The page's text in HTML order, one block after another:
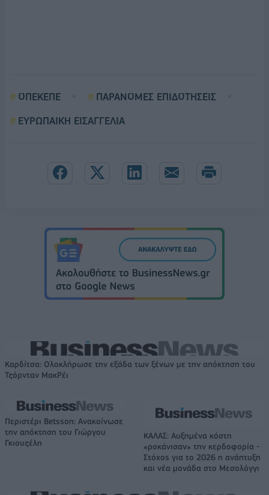
ΟΠΕΚΕΠΕ
ΠΑΡΑΝΟΜΕΣ ΕΠΙΔΟΤΗΣΕΙΣ
ΕΥΡΩΠΑΙΚΗ ΕΙΣΑΓΓΕΛΙΑ
Καρδίτσα: Ολοκλήρωσε την εξάδα των ξένων με την απόκτηση του
Τζόρνταν ΜακΡέι
Περιστέρι Betsson: Ανακοίνωσε
την απόκτηση του Γιώργου
Γκιουζέλη
ΚΑΛΑΣ: Αυξημένα κόστη
«ροκάνισαν» την κερδοφορία -
Στόχος για το 2026 η ανάπτυξη
και νέα μονάδα στο Μεσολόγγι